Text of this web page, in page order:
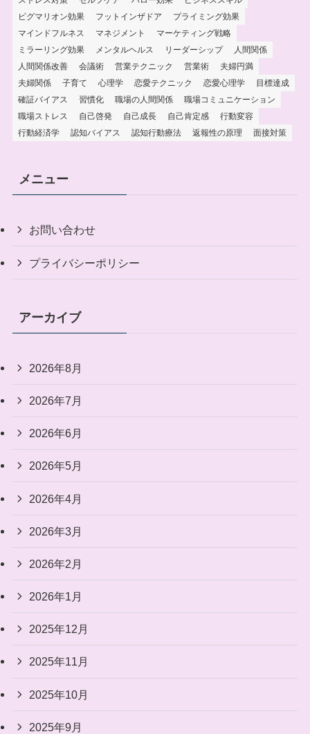
ピグマリオン効果
フットインザドア
プライミング効果
マインドフルネス
マネジメント
マーケティング戦略
ミラーリング効果
メンタルヘルス リーダーシップ
人間関係
人間関係改善
会議術 営業テクニック 営業術
夫婦円満
夫婦関係
子育て 心理学 恋愛テクニック 恋愛心理学
目標達成
確証バイアス
習慣化 職場の人間関係
職場コミュニケーション
職場ストレス
自己啓発 自己成長 自己肯定感
行動変容
行動経済学
認知バイアス 認知行動療法 返報性の原理 面接対策
メニュー
お問い合わせ
プライバシーポリシー
アーカイブ
2026年8月
2026年7月
2026年6月
2026年5月
2026年4月
2026年3月
2026年2月
2026年1月
2025年12月
2025年11月
2025年10月
2025年9月